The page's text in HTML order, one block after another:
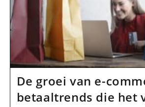
De groei van e-
betaaltrends die het